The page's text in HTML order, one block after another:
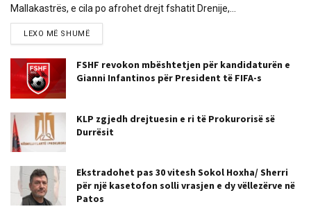
Mallakastrës, e cila po afrohet drejt fshatit Drenije,...
LEXO MË SHUMË
FSHF revokon mbështetjen për kandidaturën e
Gianni Infantinos për President të FIFA-s
KLP zgjedh drejtuesin e ri të Prokurorisë së
Durrësit
Ekstradohet pas 30 vitesh Sokol Hoxha/ Sherri
për një kasetofon solli vrasjen e dy vëllezërve në
Patos